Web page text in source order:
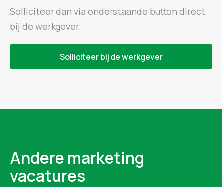
Solliciteer dan via onderstaande button direct
bij de werkgever.
Solliciteer bij de werkgever
Andere marketing
vacatures